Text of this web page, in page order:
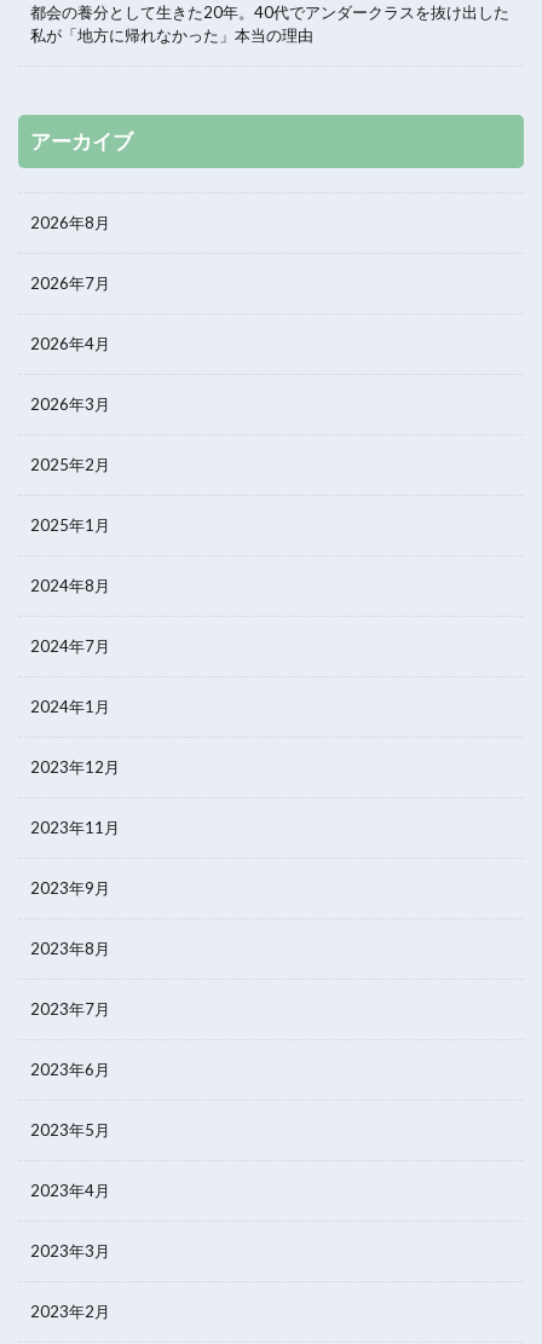
都会の養分として生きた20年。40代でアンダークラスを抜け出した
私が「地方に帰れなかった」本当の理由
アーカイブ
2026年8月
2026年7月
2026年4月
2026年3月
2025年2月
2025年1月
2024年8月
2024年7月
2024年1月
2023年12月
2023年11月
2023年9月
2023年8月
2023年7月
2023年6月
2023年5月
2023年4月
2023年3月
2023年2月